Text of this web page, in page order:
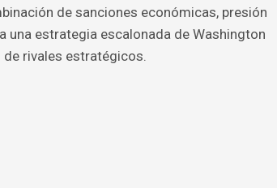
de sanciones económicas, presión
estrategia escalonada de Washington
rivales estratégicos.